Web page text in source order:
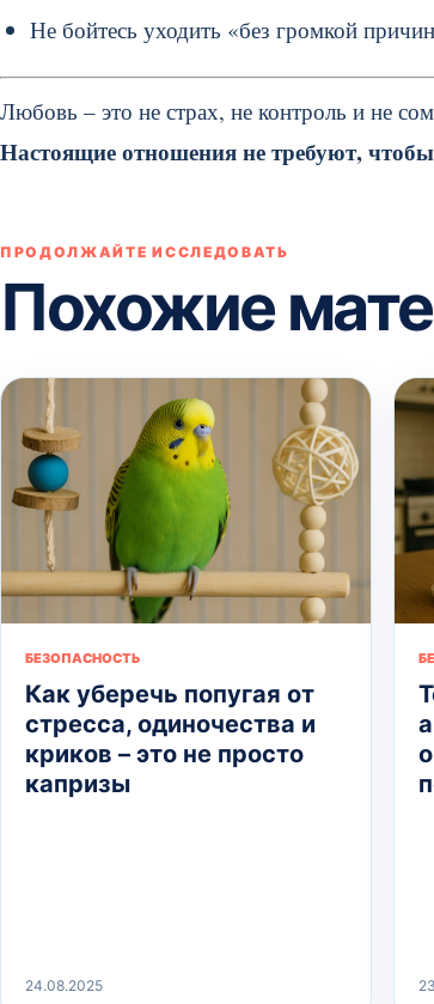
Не бойтесь уходить «без громкой
Любовь – это не страх, не контроль и не
Настоящие отношения не требуют,
ПРОДОЛЖАЙТЕ ИССЛЕДОВАТЬ
Похожие
БЕЗОПАСНОСТЬ
Как уберечь попугая от
стресса, одиночества и
криков – это не просто
капризы
24.08.2025